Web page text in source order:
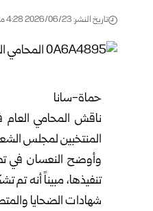
تاريخ النشر: 2026/06/23 4:28 مساءً
حماة-سانا
ناقش المحامي
المنتخبين لمجلس
وأوضح النعسان في
تنفيذها، مبيناً أنه
شهادات الضحايا